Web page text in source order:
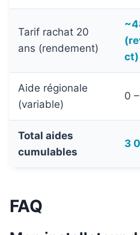
Tarif rachat 20
ans (rendement)
ct)
Aide régionale
(variable)
0
Total aides
cumulables
3
FAQ